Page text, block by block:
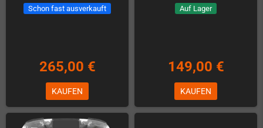
Schon fast ausverkauft
265,00 €
KAUFEN
Auf Lager
149,00 €
KAUFEN